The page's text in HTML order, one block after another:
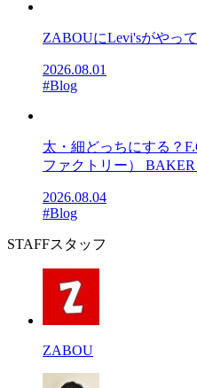
ZABOUにLevi'sがやって
2026.08.01
#Blog
太・細どっちにする？
ファクトリー） BAKER
2026.08.04
#Blog
STAFFスタッフ
ZABOU